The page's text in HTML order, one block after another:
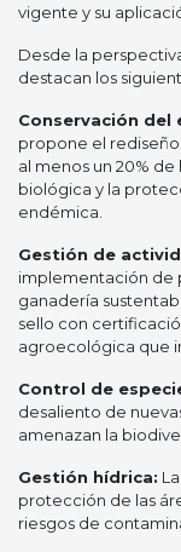
vigente y su
Desde la
destacan los
Conservación del
propone el rediseño
al menos un 20%
biológica y la
endémica.
Gestión de
implementación de
ganadería
sello con
agroecológica que
Control de
desaliento de
amenazan la
Gestión hídrica:
protección de las
riesgos de